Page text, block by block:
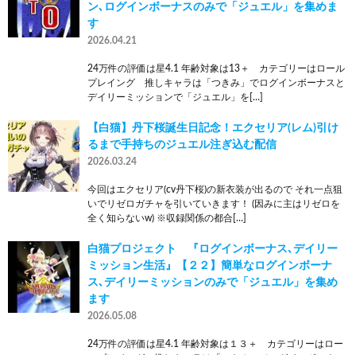
ン､ログインボーナスのみで「ジュエル」を集めま
す
2026.04.21
24万件の評価は星4.1 年齢対象は13＋ カテゴリーはロール
プレイング 推しキャラは「つきみ」でログインボーナスと
デイリーミッションで「ジュエル」を[…]
【白猫】丹下桜誕生日記念！エクセリア(レム)引け
るまで手持ちのジュエル注ぎ込む配信
2026.03.24
今回はエクセリア(cv丹下桜)の新衣装が出るので それ一点狙
いでリゼロガチャを引いていきます！ (因みに主はリゼロを
全く知らないw) ※収録関係の都合[…]
白猫プロジェクト 『ログインボーナス､デイリー
ミッション生活』【２２】簡単なログインボーナ
ス､デイリーミッションのみで「ジュエル」を集め
ます
2026.05.08
24万件の評価は星4.1 年齢対象は１３＋ カテゴリーはロー